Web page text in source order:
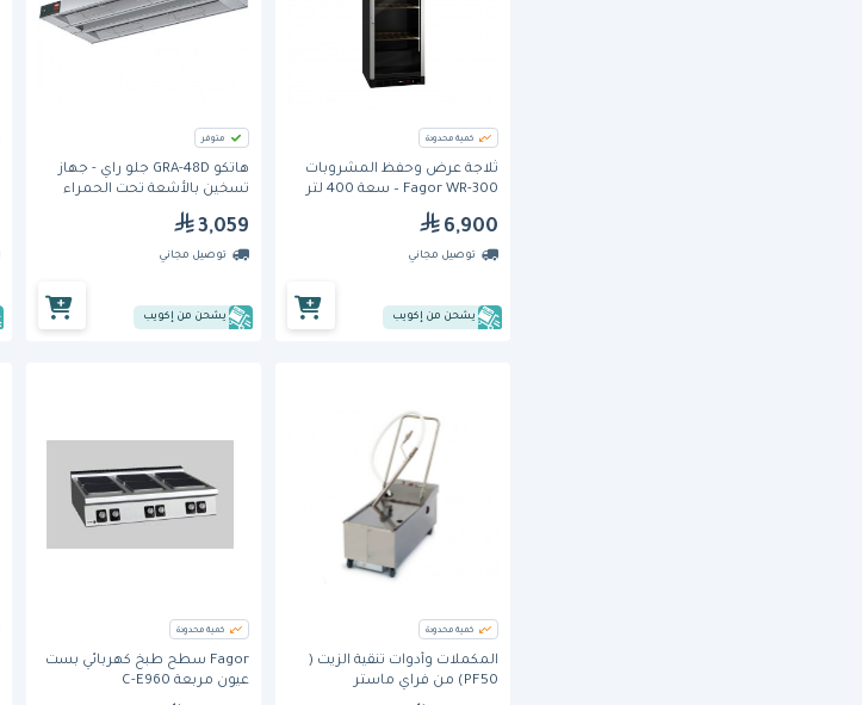
كمية محدودة
ثلاجة عرض وحفظ المشروبات
Fagor WR-300 – سعة 400 لتر
6,900
توصيل مجاني
يشحن من إكويب
متوفر
هاتكو GRA-48D جلو راي - جهاز
تسخين بالأشعة تحت الحمراء
3,059
توصيل مجاني
يشحن من إكويب
كمية محدودة
المكملات وأدوات تنقية الزيت (
PF50) من فراي ماستر
كمية محدودة
Fagor سطح طبخ كهربائي بست
عيون مربعة C-E960